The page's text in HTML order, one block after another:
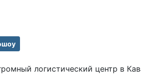
логистический центр в